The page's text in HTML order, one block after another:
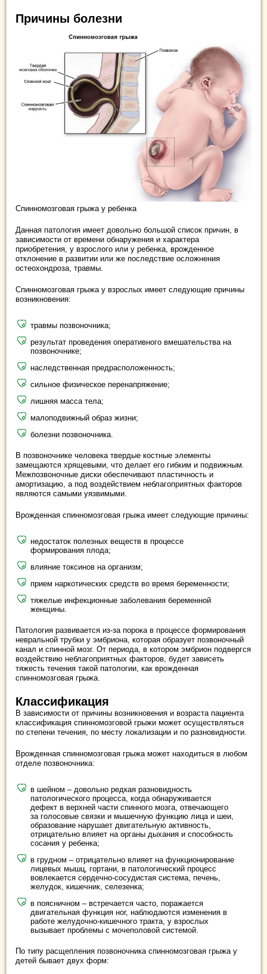
Причины болезни
Спинномозговая грыжа у ребенка
Данная патология имеет довольно большой список причин, в
зависимости от времени обнаружения и характера
приобретения, у взрослого или у ребенка, врожденное
отклонение в развитии или же последствие осложнения
остеохондроза, травмы.
Спинномозговая грыжа у взрослых имеет следующие причины
возникновения:
травмы позвоночника;
результат проведения оперативного вмешательства на
позвоночнике;
наследственная предрасположенность;
сильное физическое перенапряжение;
лишняя масса тела;
малоподвижный образ жизни;
болезни позвоночника.
В позвоночнике человека твердые костные элементы
замещаются хрящевыми, что делает его гибким и подвижным.
Межпозвоночные диски обеспечивают пластичность и
амортизацию, а под воздействием неблагоприятных факторов
являются самыми уязвимыми.
Врожденная спинномозговая грыжа имеет следующие причины:
недостаток полезных веществ в процессе
формирования плода;
влияние токсинов на организм;
прием наркотических средств во время беременности;
тяжелые инфекционные заболевания беременной
женщины.
Патология развивается из-за порока в процессе формирования
невральной трубки у эмбриона, которая образует позвоночный
канал и спинной мозг. От периода, в котором эмбрион подвергся
воздействию неблагоприятных факторов, будет зависеть
тяжесть течения такой патологии, как врожденная
спинномозговая грыжа.
Классификация
В зависимости от причины возникновения и возраста пациента
классификация спинномозговой грыжи может осуществляться
по степени течения, по месту локализации и по разновидности.
Врожденная спинномозговая грыжа может находиться в любом
отделе позвоночника:
в шейном – довольно редкая разновидность
патологического процесса, когда обнаруживается
дефект в верхней части спинного мозга, отвечающего
за голосовые связки и мышечную функцию лица и шеи,
образование нарушает двигательную активность,
отрицательно влияет на органы дыхания и способность
сосания у ребенка;
в грудном – отрицательно влияет на функционирование
лицевых мышц, гортани, в патологический процесс
вовлекается сердечно-сосудистая система, печень,
желудок, кишечник, селезенка;
в поясничном – встречается часто, поражается
двигательная функция ног, наблюдаются изменения в
работе желудочно-кишечного тракта, у взрослых
вызывает проблемы с мочеполовой системой.
По типу расщепления позвоночника спинномозговая грыжа у
детей бывает двух форм: